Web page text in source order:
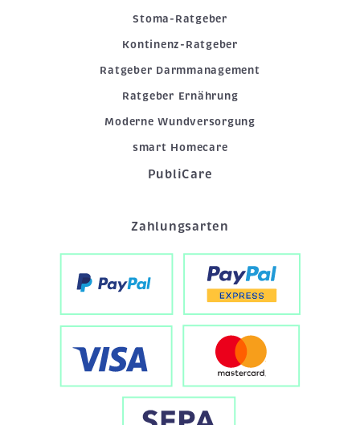
Stoma-Ratgeber
Kontinenz-Ratgeber
Ratgeber Darmmanagement
Ratgeber Ernährung
Moderne Wundversorgung
smart Homecare
PubliCare
Zahlungsarten